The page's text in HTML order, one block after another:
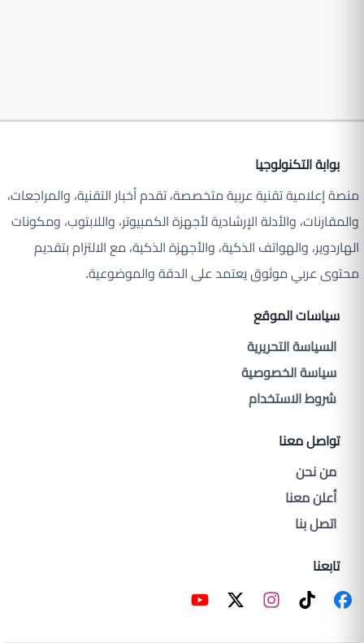
بوابة التكنولوجيا
منصة إعلامية تقنية عربية متخصصة، تقدم أخبار التقنية، والمراجعات،
والمقارنات، والأدلة الإرشادية لأجهزة الكمبيوتر، واللابتوب، ومكونات
الهاردوير، والهواتف الذكية، والأجهزة الذكية، مع الالتزام بتقديم
محتوى عربي موثوق يعتمد على الدقة والموضوعية.
سياسات الموقع
السياسة التحريرية
سياسة الخصوصية
شروط الاستخدام
تواصل معنا
من نحن
أعلن معنا
اتصل بنا
تابعنا